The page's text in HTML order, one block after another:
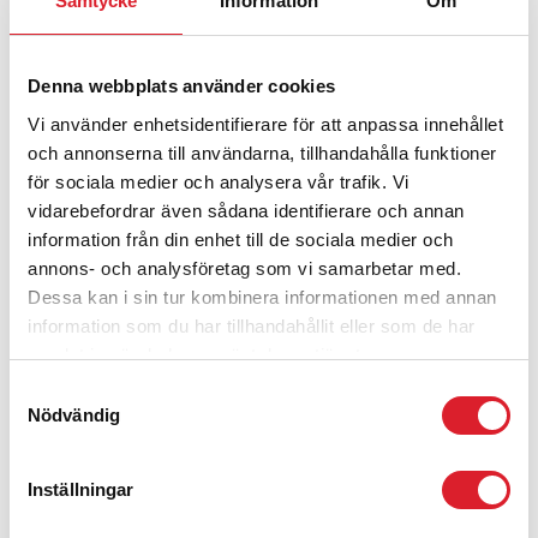
Denna webbplats använder cookies
Vi använder enhetsidentifierare för att anpassa innehållet
och annonserna till användarna, tillhandahålla funktioner
för sociala medier och analysera vår trafik. Vi
vidarebefordrar även sådana identifierare och annan
information från din enhet till de sociala medier och
annons- och analysföretag som vi samarbetar med.
Dessa kan i sin tur kombinera informationen med annan
information som du har tillhandahållit eller som de har
samlat in när du har använt deras tjänster.
Nödvändig
Inställningar
076-765 84 72
E-POST:
lina.henriksson (a) inlandsbanan.se
INLANDSBANAN VERKAR FÖR
LÄGRE MILJÖBELASTNING
Inlandsbanans målär att den egna verksamheten inte generera några
nettoutsläpp av växthusgaser 2030. Vi arbetar löpande med att reducera
Läs mer om våra mål